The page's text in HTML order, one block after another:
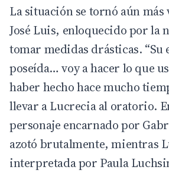
La situación se tornó aún más
José Luis, enloquecido por la
tomar medidas drásticas. “Su
poseída… voy a hacer lo que
haber hecho hace mucho
llevar a Lucrecia al oratorio.
personaje encarnado por
azotó brutalmente, mientras
interpretada por Paula